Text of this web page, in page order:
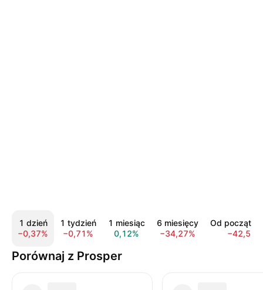
1 dzień
−0,37%
1 tydzień
−0,71%
1 miesiąc
0,12%
6 miesięcy
−34,27%
Od początku
−42,56%
Porównaj z Prosper